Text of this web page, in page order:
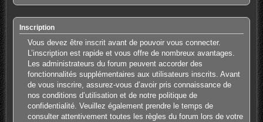
Inscription
Vous devez être inscrit avant de pouvoir vous connecter.
L’inscription est rapide et vous offre de nombreux avantages.
Les administrateurs du forum peuvent accorder des
fonctionnalités supplémentaires aux utilisateurs inscrits. Avant
de vous inscrire, assurez-vous d’avoir pris connaissance de
nos conditions d’utilisation et de notre politique de
confidentialité. Veuillez également prendre le temps de
consulter attentivement toutes les règles du forum lors de votre